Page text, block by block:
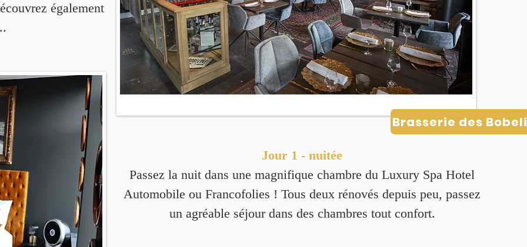
également
Brasserie des
Jour 1 - nuitée
Passez la nuit dans une magnifique chambre du Luxury Spa Hotel
Automobile ou Francofolies ! Tous deux rénovés depuis peu, passez
un agréable séjour dans des chambres tout confort.